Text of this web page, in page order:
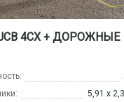
4CX + ДОРОЖНЫЕ
5,91 х